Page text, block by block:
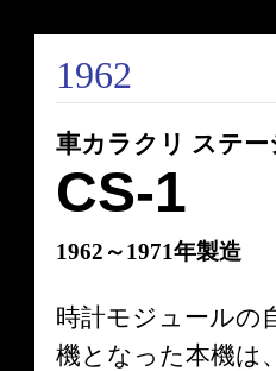
1962
車カラクリ ステ
CS-1
1962～1971年製造
時計モジュールの
機となった本機は